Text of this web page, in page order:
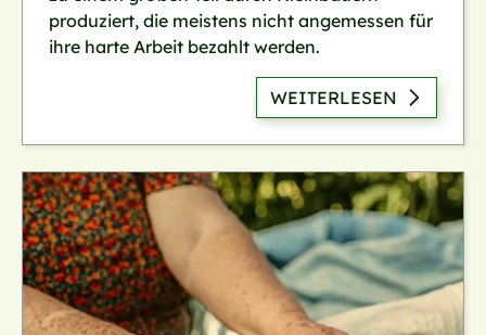
produziert, die meistens nicht angemessen für
ihre harte Arbeit bezahlt werden.
WEITERLESEN